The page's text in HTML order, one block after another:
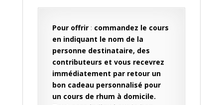
Pour offrir: commandez le cours
en indiquant le nom de la
personne destinataire, des
contributeurs et vous recevrez
immédiatement par retour un
bon cadeau personnalisé pour
un cours de rhum à domicile.